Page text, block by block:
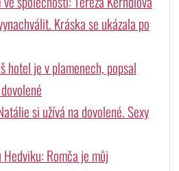
Kráska se ukázala po
hotel je v plamenech, popsal
si užívá na dovolené. Sexy
Romča je můj